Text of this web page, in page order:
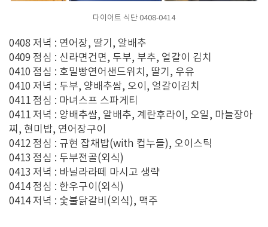
다이어트 식단 0408-0414
0408 저녁 : 연어장, 딸기, 알배추
0409 점심 : 신라면건면, 두부, 부추, 얼갈이 김치
0410 점심 : 호밀빵연어샌드위치, 딸기, 우유
0410 저녁 : 두부, 양배추쌈, 오이, 얼갈이김치
0411 점심 : 마녀스프 스파게티
0411 저녁 : 양배추쌈, 알배추, 계란후라이, 오일, 마늘장아
찌, 현미밥, 연어장구이
0412 점심 : 규현 잡채밥(with 컵누들), 오이스틱
0413 점심 : 두부전골(외식)
0413 저녁 : 바닐라라떼 마시고 생략
0414 점심 : 한우구이(외식)
0414 저녁 : 숯불닭갈비(외식), 맥주